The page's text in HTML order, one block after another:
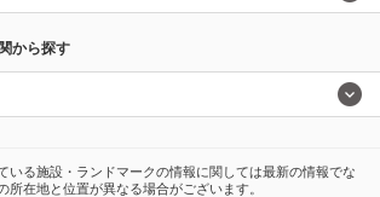
から探す
いる施設・ランドマークの情報に関しては最新の情報でな
所在地と位置が異なる場合がございます。